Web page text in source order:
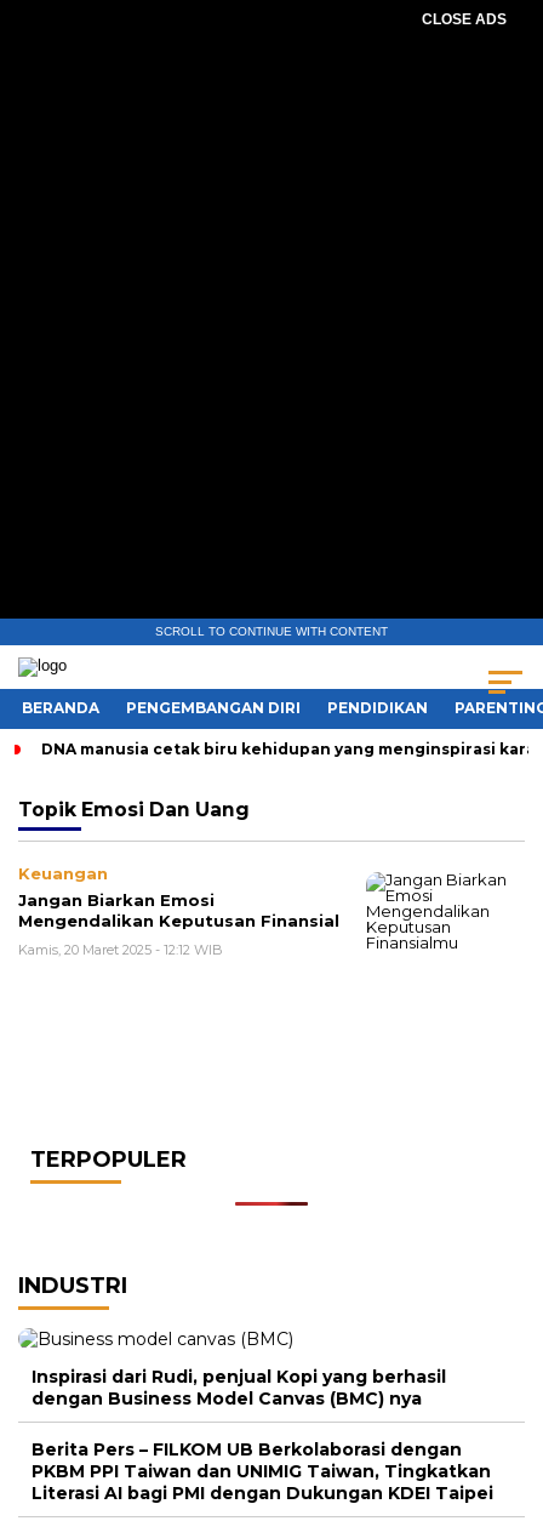
CLOSE ADS
SCROLL TO CONTINUE WITH CONTENT
BERANDA PENGEMBANGAN DIRI PENDIDIKAN
DNA manusia cetak biru kehidupan yang menginspirasi
Topik Emosi Dan Uang
Keuangan
Jangan Biarkan Emosi
Mengendalikan Keputusan Finansial
Kamis, 20 Maret 2025 - 12:12 WIB
TERPOPULER
INDUSTRI
Inspirasi dari Rudi, penjual Kopi yang berhasil
dengan Business Model Canvas (BMC) nya
Berita Pers – FILKOM UB Berkolaborasi dengan
PKBM PPI Taiwan dan UNIMIG Taiwan, Tingkatkan
Literasi AI bagi PMI dengan Dukungan KDEI Taipei